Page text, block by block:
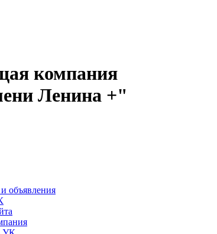
компания
Ленина +"
объявления